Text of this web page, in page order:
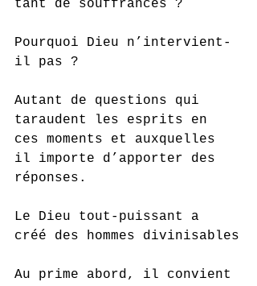
tant de souffrances ?
Pourquoi Dieu n’intervient-
il pas ?
Autant de questions qui
taraudent les esprits en
ces moments et auxquelles
il importe d’apporter des
réponses.
Le Dieu tout-puissant a
créé des hommes divinisables
Au prime abord, il convient